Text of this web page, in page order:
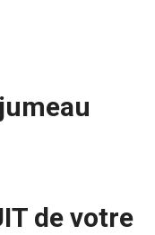
de votre